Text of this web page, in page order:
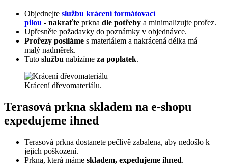
Objednejte službu krácení formátovací
pilou - nakraťte prkna dle potřeby a minimalizujte prořez.
Upřesněte požadavky do poznámky v objednávce.
Prořezy posíláme s materiálem a nakrácená délka má
malý nadměrek.
Tuto službu nabízíme za poplatek.
Krácení dřevomateriálu.
Terasová prkna skladem na e-shopu
expedujeme ihned
​Terasová prkna dostanete pečlivě zabalena, aby nedošlo k
jejich poškození.
Prkna, která máme skladem, expedujeme ihned.